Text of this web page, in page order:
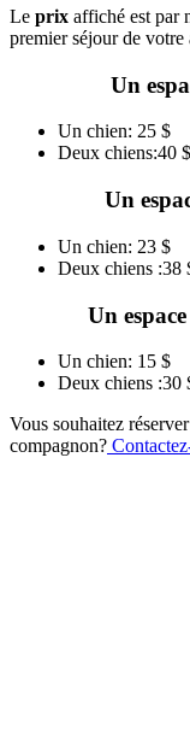
Le prix affiché est par
premier séjour de votre
Un
Un chien: 25 $
Deux chiens:40 $
Un
Un chien: 23 $
Deux chiens :38
Un
Un chien: 15 $
Deux chiens :30
Vous souhaitez
compagnon?